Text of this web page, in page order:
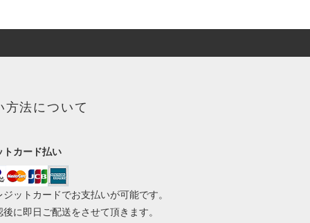
方法について
トカード払い
ジットカードでお支払いが可能です。
に即日ご配送をさせて頂きます。